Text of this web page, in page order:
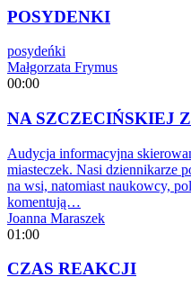
POSYDENKI
posydeńki
Małgorzata Frymus
00:00
NA SZCZECIŃSKIEJ
Audycja informacyjna
miasteczek. Nasi dziennikarze
na wsi, natomiast naukowcy,
komentują…
Joanna Maraszek
01:00
CZAS REAKCJI